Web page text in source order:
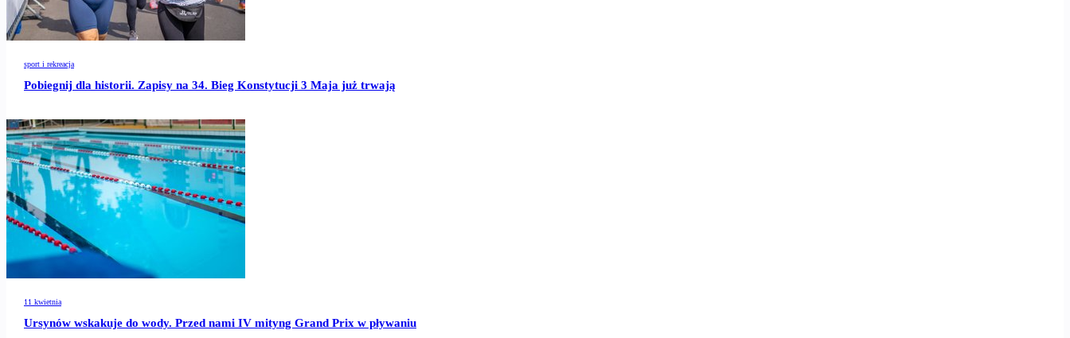
sport i rekreacja
Pobiegnij dla historii. Zapisy na 34. Bieg Konstytucji 3 Maja już trwają
11 kwietnia
Ursynów wskakuje do wody. Przed nami IV mityng Grand Prix w pływaniu